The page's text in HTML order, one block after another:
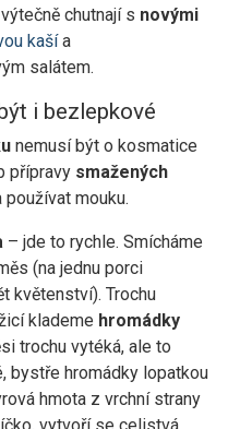
chutnají s novými
kašía
salátem.
i bezlepkové
nemusí být o kosmatice
přípravy smažených
mouku.
– jde to rychle. Smícháme
(na jednu porci
květenství). Trochu
klademe hromádky
trochu vytéká, ale to
bystře hromádky lopatkou
hmota z vrchní strany
vytvoří se celistvá